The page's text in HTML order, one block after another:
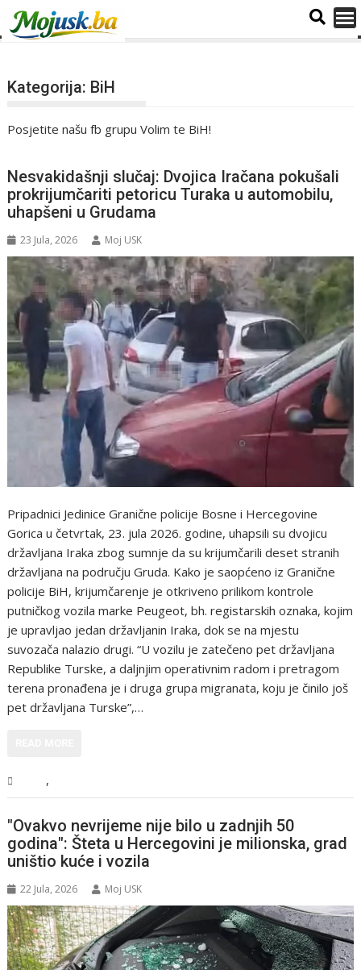
Kategorija: BiH
Posjetite našu fb grupu Volim te BiH!
Nesvakidašnji slučaj: Dvojica Iračana pokušali
prokrijumčariti petoricu Turaka u automobilu,
uhapšeni u Grudama
23 Jula, 2026 Moj USK
Pripadnici Jedinice Granične policije Bosne i Hercegovine
Gorica u četvrtak, 23. jula 2026. godine, uhapsili su dvojicu
državljana Iraka zbog sumnje da su krijumčarili deset stranih
državljana na području Gruda. Kako je saopćeno iz Granične
policije BiH, krijumčarenje je otkriveno prilikom kontrole
putničkog vozila marke Peugeot, bh. registarskih oznaka, kojim
je upravljao jedan državljanin Iraka, dok se na mjestu
suvozača nalazio drugi. “U vozilu je zatečeno pet državljana
Republike Turske, a daljnjim operativnim radom i pretragom
terena pronađena je i druga grupa migranata, koju je činilo još
pet državljana Turske”,…
,
"Ovakvo nevrijeme nije bilo u zadnjih 50
godina": Šteta u Hercegovini je milionska, grad
uništio kuće i vozila
22 Jula, 2026 Moj USK